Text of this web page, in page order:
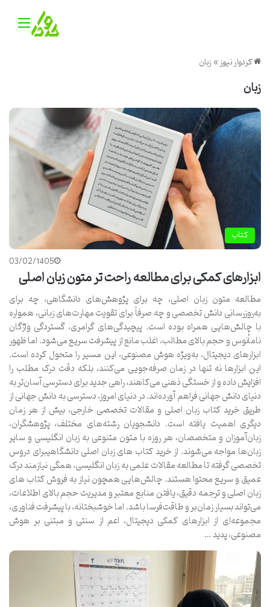
کردوار نیوز»زبان
زبان
کتاب
03/02/1405
ابزارهای کمکی برای مطالعه راحت تر متون زبان اصلی
مطالعه متون زبان اصلی، چه برای پژوهش‌های دانشگاهی، چه برای
به‌روزرسانی دانش تخصصی و چه صرفاً برای تقویت مهارت‌های زبانی، همواره
با چالش‌هایی همراه بوده است. پیچیدگی‌های گرامری، گستردگی واژگان
نامأنوس و حجم بالای مطالب، اغلب مانع از پیشرفت سریع می‌شود. اما ظهور
ابزارهای دیجیتال، به‌ویژه هوش مصنوعی، این مسیر را متحول کرده است.
این ابزارها نه تنها در زمان صرفه‌جویی می‌کنند، بلکه دقت درک مطلب را
افزایش داده و از خستگی ذهنی می‌کاهند، راهی جدید برای دسترسی آسان‌تر به
دنیای دانش جهانی فراهم آورده‌اند. در دنیای امروز، دسترسی به دانش جهانی از
طریق خرید کتاب زبان اصلی و مقالات تخصصی خارجی، بیش از هر زمان
دیگری اهمیت یافته است. دانشجویان رشته‌های مختلف، پژوهشگران،
زبان‌آموزان و متخصصان، هر روزه با متون متنوعی به زبان انگلیسی و سایر
زبان‌ها مواجه می‌شوند. از خرید کتاب های زبان اصلی دانشگاهیبرای دروس
تخصصی گرفته تا مطالعه مقالات علمی به زبان انگلیسی، همگی نیازمند درک
عمیق و سریع محتوا هستند. چالش‌هایی همچون نیاز به فروش کتاب های
زبان اصلی و ترجمه دقیق، یافتن منابع معتبر و مدیریت حجم بالای اطلاعات،
می‌تواند بسیار زمان‌بر و طاقت‌فرسا باشد. اما خوشبختانه، با پیشرفت فناوری،
مجموعه‌ای از ابزارهای کمکی دیجیتال، اعم از سنتی و مبتنی بر هوش
مصنوعی، پدید …